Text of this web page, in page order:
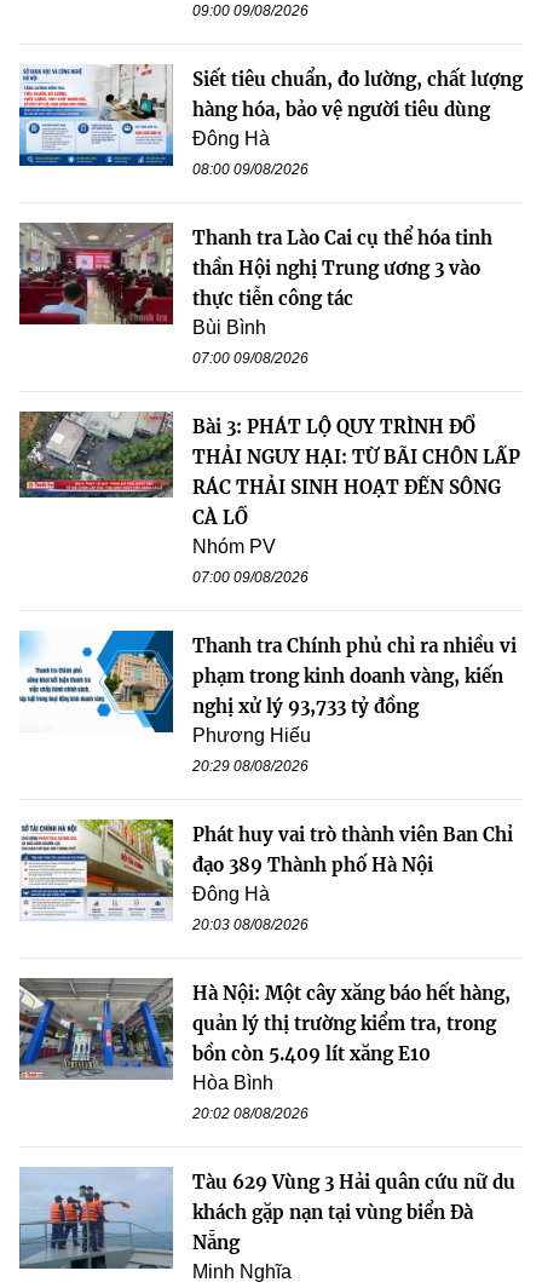
09:00 09/08/2026
Siết tiêu chuẩn, đo lường, chất lượng
hàng hóa, bảo vệ người tiêu dùng
Đông Hà
08:00 09/08/2026
Thanh tra Lào Cai cụ thể hóa tinh
thần Hội nghị Trung ương 3 vào
thực tiễn công tác
Bùi Bình
07:00 09/08/2026
Bài 3: PHÁT LỘ QUY TRÌNH ĐỔ
THẢI NGUY HẠI: TỪ BÃI CHÔN LẤP
RÁC THẢI SINH HOẠT ĐẾN SÔNG
CÀ LỒ
Nhóm PV
07:00 09/08/2026
Thanh tra Chính phủ chỉ ra nhiều vi
phạm trong kinh doanh vàng, kiến
nghị xử lý 93,733 tỷ đồng
Phương Hiếu
20:29 08/08/2026
Phát huy vai trò thành viên Ban Chỉ
đạo 389 Thành phố Hà Nội
Đông Hà
20:03 08/08/2026
Hà Nội: Một cây xăng báo hết hàng,
quản lý thị trường kiểm tra, trong
bồn còn 5.409 lít xăng E10
Hòa Bình
20:02 08/08/2026
Tàu 629 Vùng 3 Hải quân cứu nữ du
khách gặp nạn tại vùng biển Đà
Nẵng
Minh Nghĩa